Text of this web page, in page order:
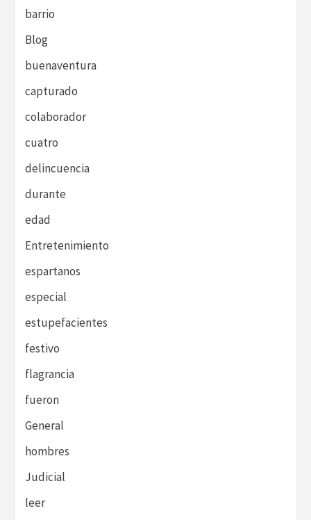
barrio
Blog
buenaventura
capturado
colaborador
cuatro
delincuencia
durante
edad
Entretenimiento
espartanos
especial
estupefacientes
festivo
flagrancia
fueron
General
hombres
Judicial
leer